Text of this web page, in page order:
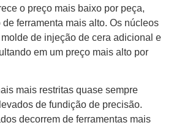
o preço mais baixo por peça,
ferramenta mais alto. Os núcleos
de injeção de cera adicional e
em um preço mais alto por
mais restritas quase sempre
de fundição de precisão.
decorrem de ferramentas mais